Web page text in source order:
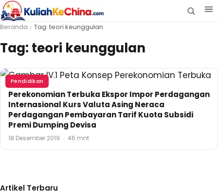
Beranda Tag: teori keunggulan
Tag: teori keunggulan
Pendidikan
Perekonomian Terbuka Ekspor Impor Perdagangan
Internasional Kurs Valuta Asing Neraca
Perdagangan Pembayaran Tarif Kuota Subsidi
Premi Dumping Devisa
18 Desember 2019 · 46 mnt
Artikel Terbaru